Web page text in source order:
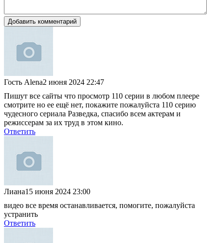
Добавить комментарий
Гость Alena2 июня 2024 22:47
Пишут все сайты что просмотр 110 серии в любом плеере
смотрите но ее ещё нет, покажите пожалуйста 110 серию
чудесного сериала Разведка, спасибо всем актерам и
режиссерам за их труд в этом кино.
Ответить
Лиана15 июня 2024 23:00
видео все время останавливается, помогите, пожалуйста
устранить
Ответить